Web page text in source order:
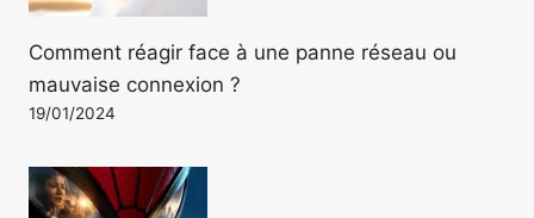
Comment réagir face à une panne réseau ou
mauvaise connexion ?
19/01/2024